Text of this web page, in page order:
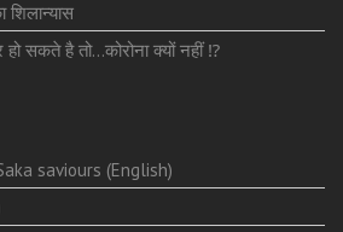
शिलान्यास
सकते है तो…कोरोना क्यों नहीं ⁉️
saviours (English)